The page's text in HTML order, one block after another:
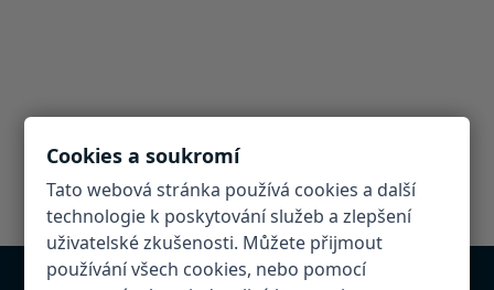
Cookies a soukromí
Tato webová stránka používá cookies a další
technologie k poskytování služeb a zlepšení
uživatelské zkušenosti. Můžete přijmout
používání všech cookies, nebo pomocí